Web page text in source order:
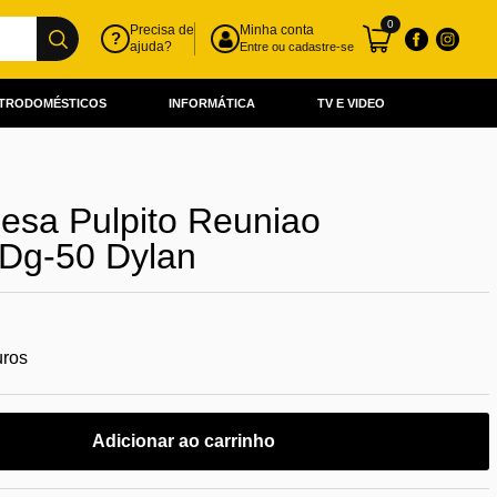
?
Precisa de
ajuda?
Minha conta
Entre ou cadastre-se
0
INFORMÁTICA TV E VIDEO
Pulpito Reuniao
50 Dylan
Adicionar ao carrinho